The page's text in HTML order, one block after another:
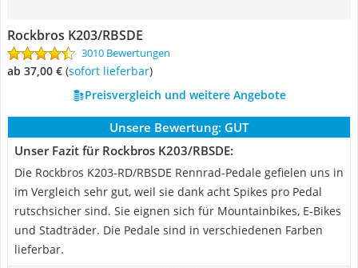
Rockbros K203/RBSDE
3010 Bewertungen
ab 37,00 € ( Sofort lieferbar)
Preisvergleich und weitere Angebote
Unsere Bewertung: GUT
Unser Fazit für Rockbros K203/RBSDE:
Die Rockbros K203-RD/RBSDE Rennrad-Pedale gefielen uns in
im Vergleich sehr gut, weil sie dank acht Spikes pro Pedal
rutschsicher sind. Sie eignen sich für Mountainbikes, E-Bikes
und Stadträder. Die Pedale sind in verschiedenen Farben
lieferbar.